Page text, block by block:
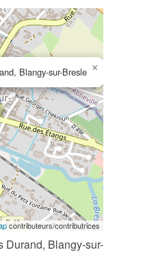
Blangy-sur-Bresle ×
contributeurs/contributrices
Durand, Blangy-sur-